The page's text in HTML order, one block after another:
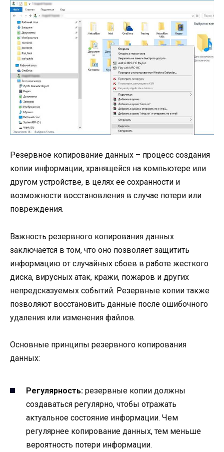
Резервное копирование данных – процесс создания
копии информации, хранящейся на компьютере или
другом устройстве, в целях ее сохранности и
возможности восстановления в случае потери или
повреждения.
Важность резервного копирования данных
заключается в том, что оно позволяет защитить
информацию от случайных сбоев в работе жесткого
диска, вирусных атак, кражи, пожаров и других
непредсказуемых событий. Резервные копии также
позволяют восстановить данные после ошибочного
удаления или изменения файлов.
Основные принципы резервного копирования
данных:
Регулярность: резервные копии должны
создаваться регулярно, чтобы отражать
актуальное состояние информации. Чем
регулярнее копирование данных, тем меньше
вероятность потери информации.